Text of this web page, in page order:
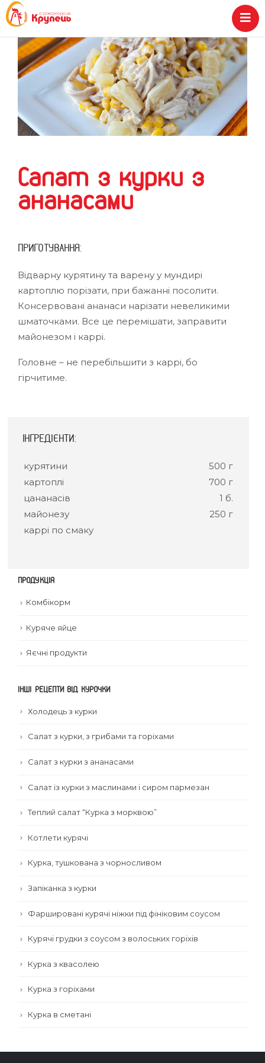
Салат з курки з
ананасами
ПРИГОТУВАННЯ:
Відварну курятину та варену у мундирі
картоплю порізати, при бажанні посолити.
Консервовані ананаси нарізати невеликими
шматочками. Все це перемішати, заправити
майонезом і каррі.
Головне – не перебільшити з каррі, бо
гірчитиме.
IНГРЕДІЄНТИ:
курятини
500 г
картоплі
700 г
цананасів
1 б.
майонезу
250 г
каррі по смаку
ПРОДУКЦІЯ
Комбікорм
Куряче яйце
Яєчні продукти
ІНШІ РЕЦЕПТИ ВІД КУРОЧКИ
Холодець з курки
Салат з курки, з грибами та горіхами
Салат з курки з ананасами
Салат із курки з маслинами і сиром пармезан
Теплий салат “Курка з морквою”
Котлети курячі
Курка, тушкована з чорносливом
Запіканка з курки
Фаршировані курячі ніжки під фініковим соусом
Курячі грудки з соусом з волоських горіхів
Курка з квасолею
Курка з горіхами
Курка в сметані